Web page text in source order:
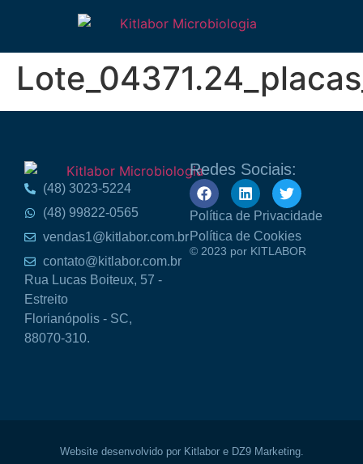
(48) 3023-5224
(48) 99822-0565
vendas1@kitlabor.com.br
contato@kitlabor.com.br
Rua Lucas Boiteux, 57 -
Estreito
Florianópolis - SC,
88070-310.
Redes Sociais:
Política de Privacidade
Política de Cookies
© 2023 por KITLABOR
Website desenvolvido por Kitlabor e DZ9 Marketing.